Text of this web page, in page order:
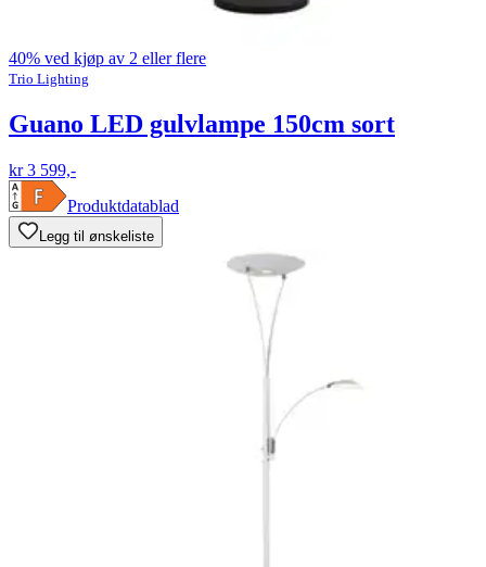
40% ved kjøp av 2 eller flere
Trio Lighting
Guano LED gulvlampe 150cm sort
kr 3 599,-
Produktdatablad
Legg til ønskeliste